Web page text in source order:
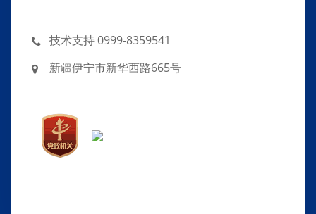
技术支持 0999-8359541
新疆伊宁市新华西路665号